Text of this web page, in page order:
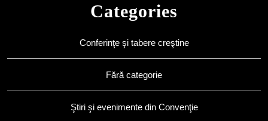
Categories
Conferinţe şi tabere creştine
Fără categorie
Ştiri şi evenimente din Convenţie